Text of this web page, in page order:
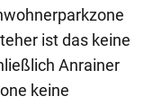
ist das keine
Anrainer
keine